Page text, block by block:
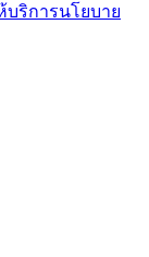
บริการนโยบาย